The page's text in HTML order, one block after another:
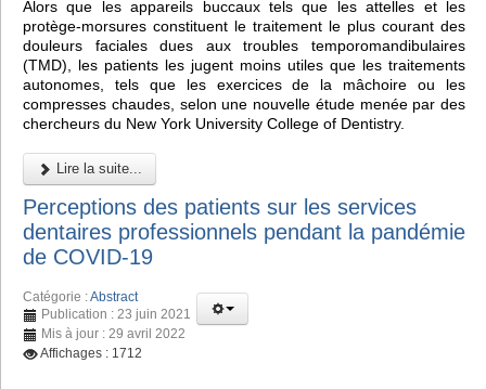
Alors que les appareils buccaux tels que les attelles et les
protège-morsures constituent le traitement le plus courant des
douleurs faciales dues aux troubles temporomandibulaires
(TMD), les patients les jugent moins utiles que les traitements
autonomes, tels que les exercices de la mâchoire ou les
compresses chaudes, selon une nouvelle étude menée par des
chercheurs du New York University College of Dentistry.
Lire la suite...
Perceptions des patients sur les services
dentaires professionnels pendant la pandémie
de COVID-19
Catégorie :Abstract
Publication : 23 juin 2021
Mis à jour : 29 avril 2022
Affichages : 1712